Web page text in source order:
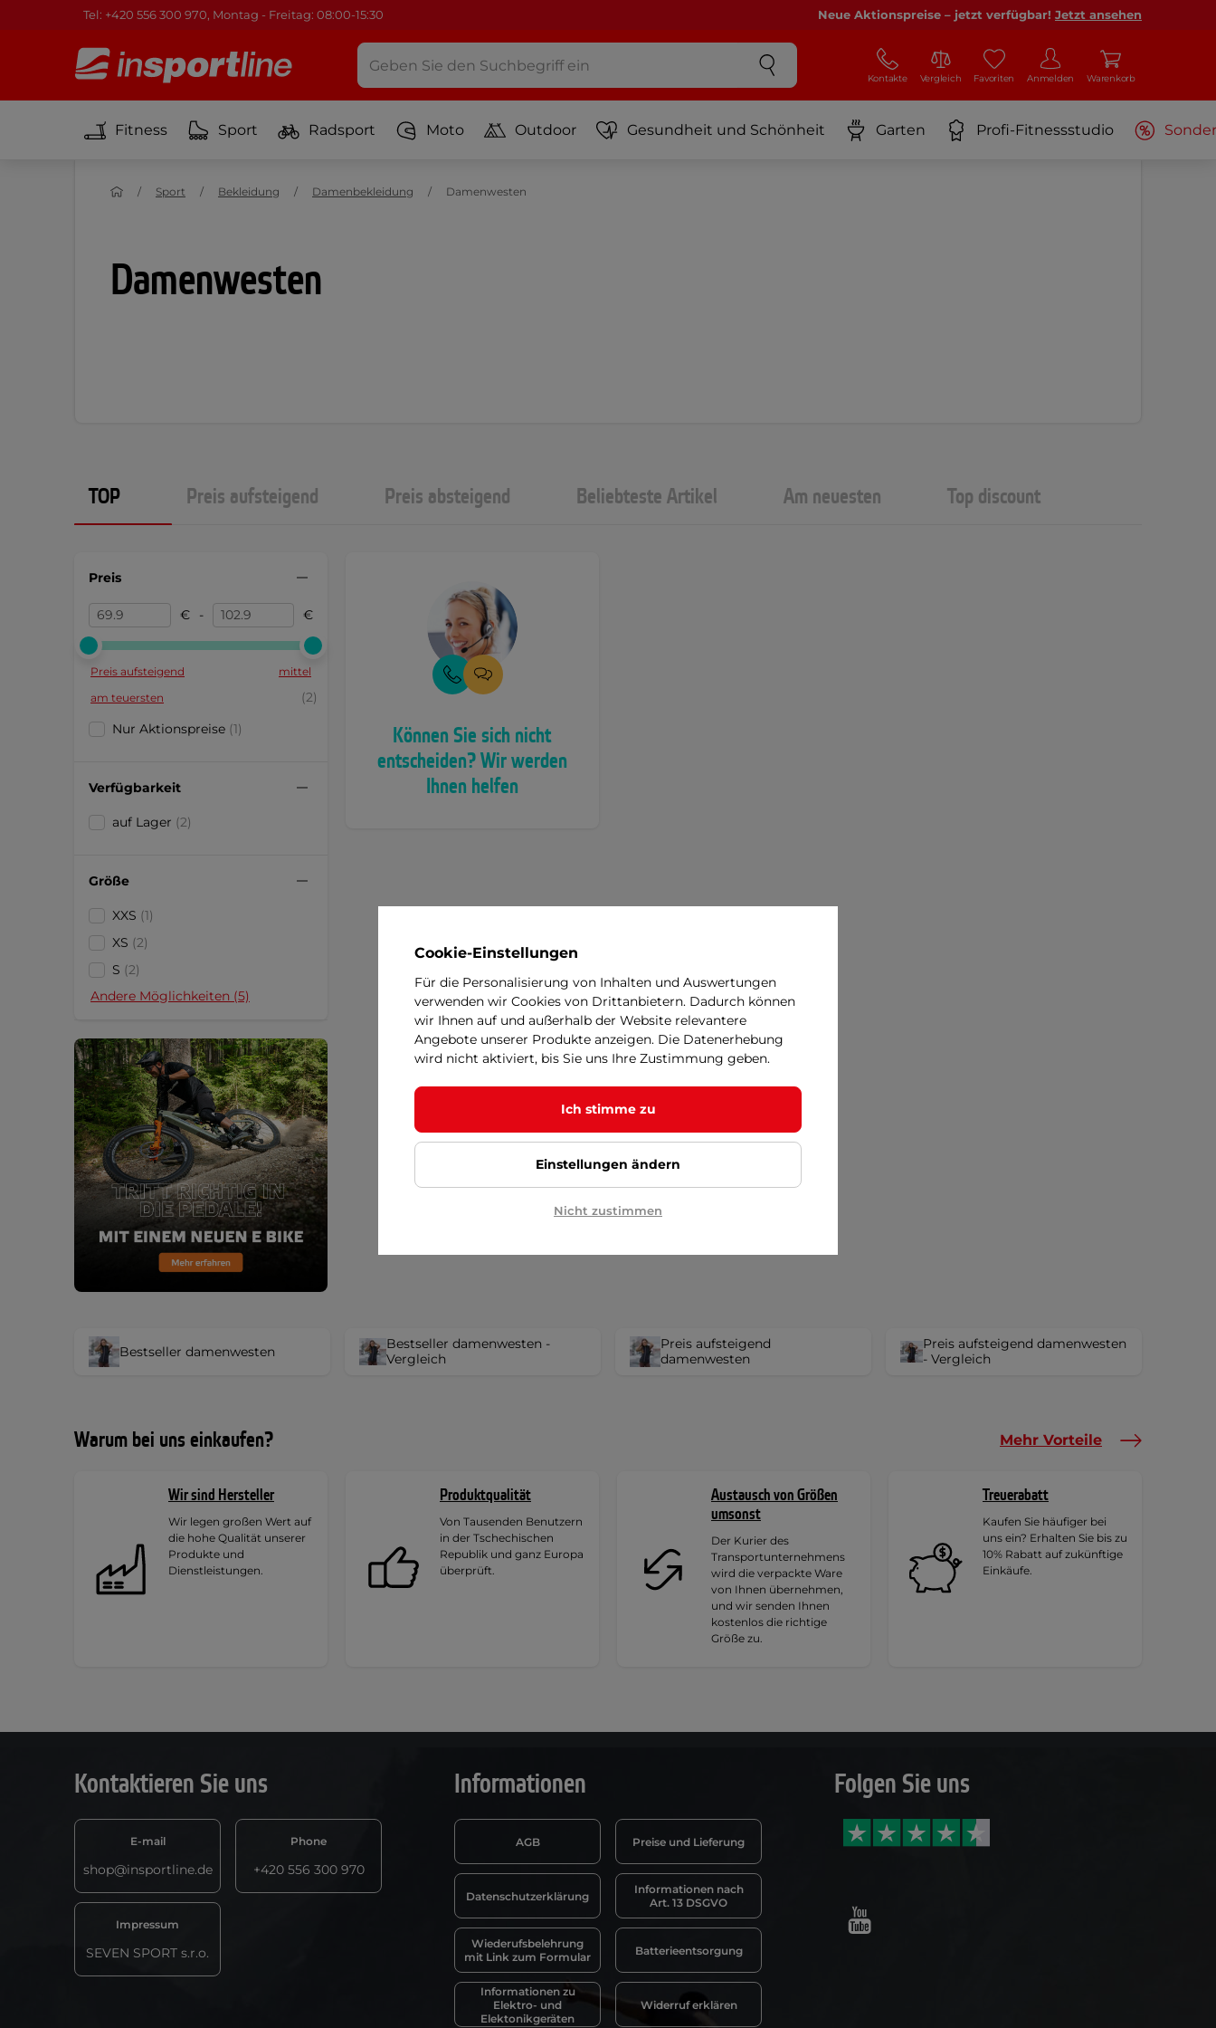
Tel: +420 556 300 970, Montag - Freitag: 08:00-15:30 Neue Aktionspreise – jetzt verfügbar! Jetzt ansehen
Kontakte Vergleich Favoriten Anmelden Warenkorb
Fitness Sport Radsport Moto Outdoor Gesundheit und Schönheit Garten Profi-Fitnessstudio
Damenwesten
Sport Bekleidung Damenbekleidung Damenwesten
TOP Preis aufsteigend Preis absteigend Beliebteste Artikel Am neuesten Top discount
Preis
€ - €
Preis aufsteigend
mittel
am teuersten
(2)
Nur Aktionspreise (1)
Verfügbarkeit
auf Lager (2)
Größe
XXS (1)
XS (2)
S (2)
Andere Möglichkeiten (5)
Können Sie sich nicht
entscheiden? Wir werden
Ihnen helfen
Bestseller damenwesten
Bestseller damenwesten -
Vergleich
Preis aufsteigend
damenwesten
Preis aufsteigend damenwesten
- Vergleich
Warum bei uns einkaufen? Mehr Vorteile
Wir sind Hersteller
Wir legen großen Wert auf
die hohe Qualität unserer
Produkte und
Dienstleistungen.
Produktqualität
Von Tausenden Benutzern
in der Tschechischen
Republik und ganz Europa
überprüft.
Austausch von Größen
umsonst
Der Kurier des
Transportunternehmens
wird die verpackte Ware
von Ihnen übernehmen,
und wir senden Ihnen
kostenlos die richtige
Größe zu.
Treuerabatt
Kaufen Sie häufiger bei
uns ein? Erhalten Sie bis zu
10% Rabatt auf zukünftige
Einkäufe.
Kontaktieren Sie uns
E-mail
shop@insportline.de
Phone
+420 556 300 970
Impressum
SEVEN SPORT s.r.o.
Informationen
AGB Preise und Lieferung
Datenschutzerklärung
Informationen nach
Art. 13 DSGVO
Wiederufsbelehrung
mit Link zum Formular
Batterieentsorgung
Informationen zu
Elektro- und
Elektonikgeräten
Widerruf erklären
Folgen Sie uns
Youtube
Cookie-Einstellungen
Für die Personalisierung von Inhalten und Auswertungen
verwenden wir Cookies von Drittanbietern. Dadurch können
wir Ihnen auf und außerhalb der Website relevantere
Angebote unserer Produkte anzeigen. Die Datenerhebung
wird nicht aktiviert, bis Sie uns Ihre Zustimmung geben.
Ich stimme zu
Einstellungen ändern
Nicht zustimmen